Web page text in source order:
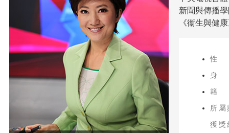
新聞與傳播
《衞生與健
性
身
籍
所屬
獲獎